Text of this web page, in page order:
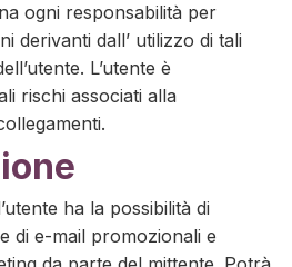
ogni responsabilità per
derivanti dall’ utilizzo di tali
L’utente è
rischi associati alla
ha la possibilità di
di e-mail promozionali e